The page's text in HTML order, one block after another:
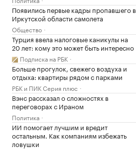
Появились первые кадры пропавшего в
Иркутской области самолета
Общество
Турция ввела налоговые каникулы на
20 лет: кому это может быть интересно
Подписка на РБК
Больше прогулок, свежего воздуха и
отдыха: квартиры рядом с парками
РБК и ПИК Серия плюс
Вэнс рассказал о сложностях в
переговорах с Ираном
Политика
ИИ помогает лучшим и вредит
остальным. Как компаниям избежать
ловушки